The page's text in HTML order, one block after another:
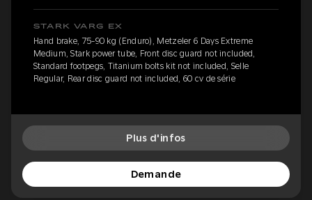
STARK VARG EX
Hand brake, 75-90 kg (Enduro), Metzeler 6 Days Extreme
Medium, Stark power tube, Front disc guard not included,
Standard footpegs, Titanium bolts kit not included, Selle
Regular, Rear disc guard not included, 60 cv de série
Plus d'infos
Demande